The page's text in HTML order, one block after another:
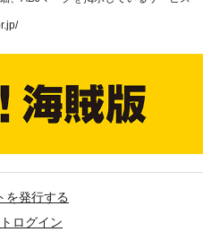
を発行する
ログイン